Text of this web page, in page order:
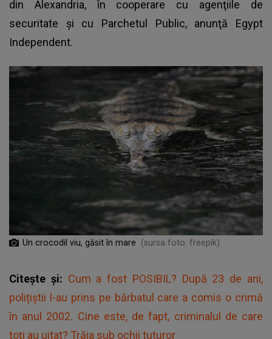
din Alexandria, în cooperare cu agenţiile de
securitate şi cu Parchetul Public, anunţă Egypt
Independent.
Un crocodil viu, găsit în mare (sursa foto: freepik)
Citește și: Cum a fost POSIBIL? După 23 de ani,
polițiștii l-au prins pe bărbatul care a comis o crimă
în anul 2002. Cine este, de fapt, criminalul de care
toți au uitat? Trăia sub ochii tuturor